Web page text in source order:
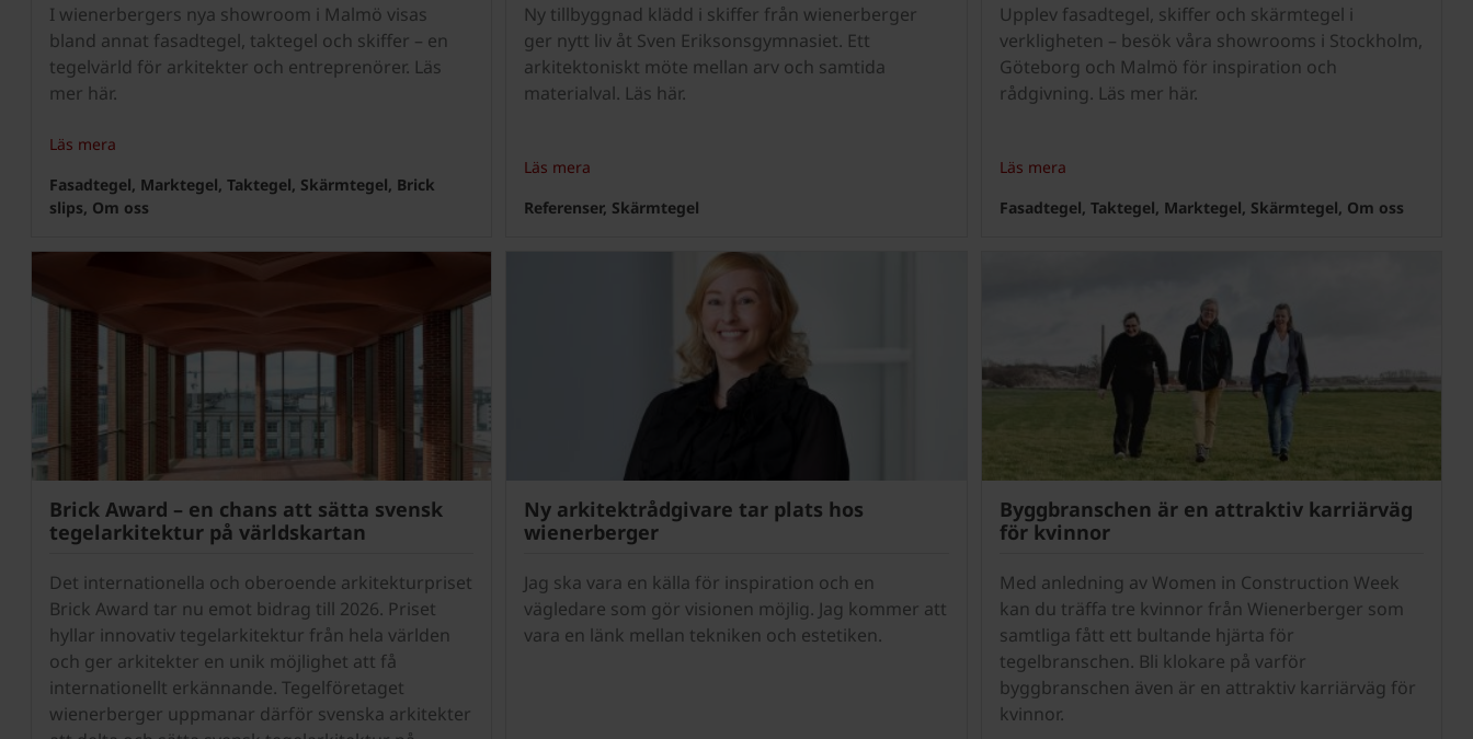
I wienerbergers nya showroom i Malmö visas
bland annat fasadtegel, taktegel och skiffer – en
tegelvärld för arkitekter och entreprenörer. Läs
mer här.
Läs mera
Fasadtegel, Marktegel, Taktegel, Skärmtegel, Brick
slips, Om oss
Ny tillbyggnad klädd i skiffer från wienerberger
ger nytt liv åt Sven Eriksonsgymnasiet. Ett
arkitektoniskt möte mellan arv och samtida
materialval. Läs här.
Läs mera
Referenser, Skärmtegel
Upplev fasadtegel, skiffer och skärmtegel i
verkligheten – besök våra showrooms i Stockholm,
Göteborg och Malmö för inspiration och
rådgivning. Läs mer här.
Läs mera
Fasadtegel, Taktegel, Marktegel, Skärmtegel, Om oss
Brick Award – en chans att sätta svensk
tegelarkitektur på världskartan
Det internationella och oberoende arkitekturpriset
Brick Award tar nu emot bidrag till 2026. Priset
hyllar innovativ tegelarkitektur från hela världen
och ger arkitekter en unik möjlighet att få
internationellt erkännande. Tegelföretaget
wienerberger uppmanar därför svenska arkitekter
Ny arkitektrådgivare tar plats hos
wienerberger
Jag ska vara en källa för inspiration och en
vägledare som gör visionen möjlig. Jag kommer att
vara en länk mellan tekniken och estetiken.
Byggbranschen är en attraktiv karriärväg
för kvinnor
Med anledning av Women in Construction Week
kan du träffa tre kvinnor från Wienerberger som
samtliga fått ett bultande hjärta för
tegelbranschen. Bli klokare på varför
byggbranschen även är en attraktiv karriärväg för
kvinnor.